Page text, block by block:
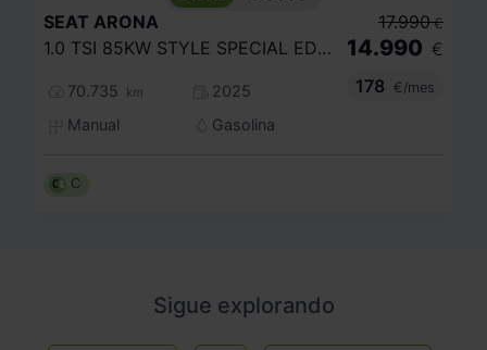
SEAT ARONA
1.0 TSI 85KW STYLE SPECIAL EDITION
70.735 km
2025
Manual
Gasolina
17.990 €
14.990 €
178
€/mes
C
Sigue explorando